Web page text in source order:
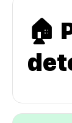
🏠